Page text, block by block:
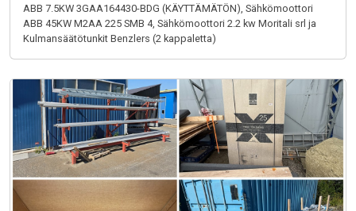
ABB 7.5KW 3GAA164430-BDG (KÄYTTÄMÄTÖN), Sähkömoottori
ABB 45KW M2AA 225 SMB 4, Sähkömoottori 2.2 kw Moritali srl ja
Kulmansäätötunkit Benzlers (2 kappaletta)